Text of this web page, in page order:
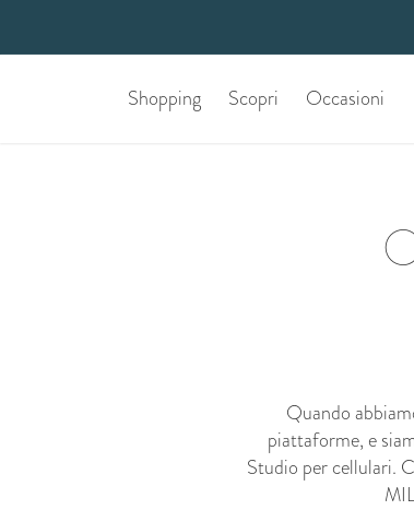
Shopping Scopri Occasioni
Quando
piattaforme, e
Studio per cellulari.